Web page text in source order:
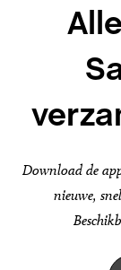
Download de
nieuwe,